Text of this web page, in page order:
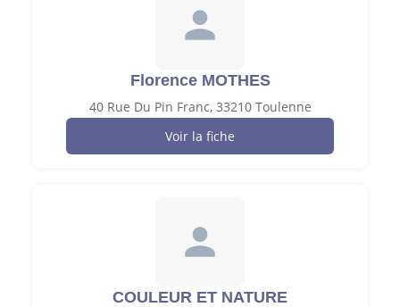
Florence MOTHES
40 Rue Du Pin Franc, 33210 Toulenne
Voir la fiche
COULEUR ET NATURE